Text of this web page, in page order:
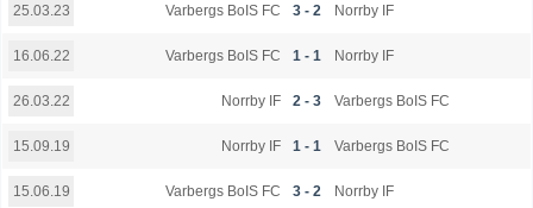
25.03.23 Varbergs BoIS FC 3 - 2 Norrby IF
16.06.22 Varbergs BoIS FC 1 - 1 Norrby IF
26.03.22 Norrby IF 2 - 3 Varbergs BoIS FC
15.09.19 Norrby IF 1 - 1 Varbergs BoIS FC
15.06.19 Varbergs BoIS FC 3 - 2 Norrby IF